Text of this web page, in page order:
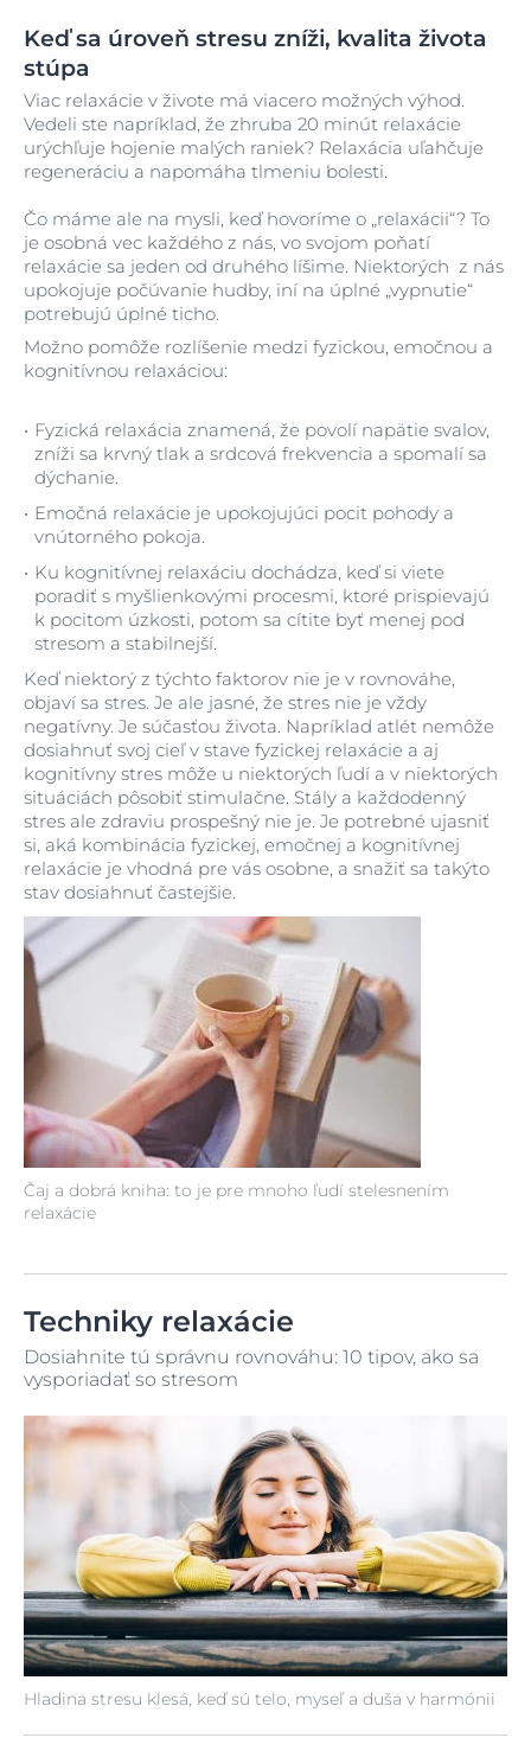
Keď sa úroveň stresu zníži, kvalita života
stúpa
Čaj a dobrá kniha: to je pre mnoho ľudí stelesnením
relaxácie
Viac relaxácie v živote má viacero možných výhod.
Vedeli ste napríklad, že zhruba 20 minút relaxácie
urýchľuje hojenie malých raniek? Relaxácia uľahčuje
regeneráciu a napomáha tlmeniu bolesti.
Čo máme ale na mysli, keď hovoríme o „relaxácii“? To
je osobná vec každého z nás, vo svojom poňatí
relaxácie sa jeden od druhého líšime. Niektorých z nás
upokojuje počúvanie hudby, iní na úplné „vypnutie“
potrebujú úplné ticho.
Možno pomôže rozlíšenie medzi fyzickou, emočnou a
kognitívnou relaxáciou:
Fyzická relaxácia znamená, že povolí napätie svalov,
zníži sa krvný tlak a srdcová frekvencia a spomalí sa
dýchanie.
Emočná relaxácie je upokojujúci pocit pohody a
vnútorného pokoja.
Ku kognitívnej relaxáciu dochádza, keď si viete
poradiť s myšlienkovými procesmi, ktoré prispievajú
k pocitom úzkosti, potom sa cítite byť menej pod
stresom a stabilnejší.
Keď niektorý z týchto faktorov nie je v rovnováhe,
objaví sa stres. Je ale jasné, že stres nie je vždy
negatívny. Je súčasťou života. Napríklad atlét nemôže
dosiahnuť svoj cieľ v stave fyzickej relaxácie a aj
kognitívny stres môže u niektorých ľudí a v niektorých
situáciách pôsobiť stimulačne. Stály a každodenný
stres ale zdraviu prospešný nie je. Je potrebné ujasniť
si, aká kombinácia fyzickej, emočnej a kognitívnej
relaxácie je vhodná pre vás osobne, a snažiť sa takýto
stav dosiahnuť častejšie.
Techniky relaxácie
Dosiahnite tú správnu rovnováhu: 10 tipov, ako sa
vysporiadať so stresom
Hladina stresu klesá, keď sú telo, myseľ a duša v harmónii